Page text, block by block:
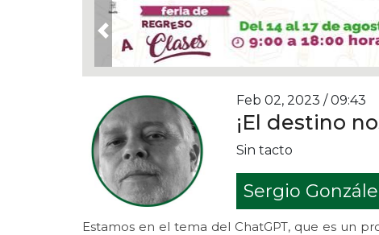
Previous
Feb 02, 2023 / 09:43
¡El destino
Sin tacto
Sergio
Estamos en el tema del ChatGPT, que es un